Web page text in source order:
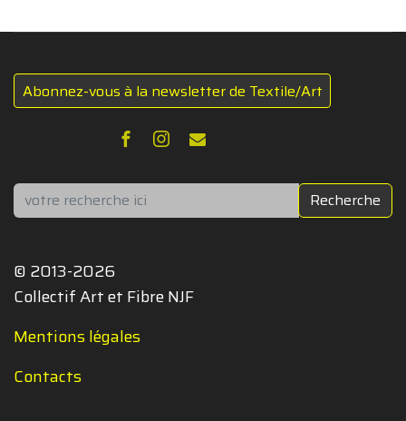
Abonnez-vous à la newsletter de Textile/Art
Rechercher Recherche
© 2013-2026
Collectif Art et Fibre NJF
Mentions légales
Contacts